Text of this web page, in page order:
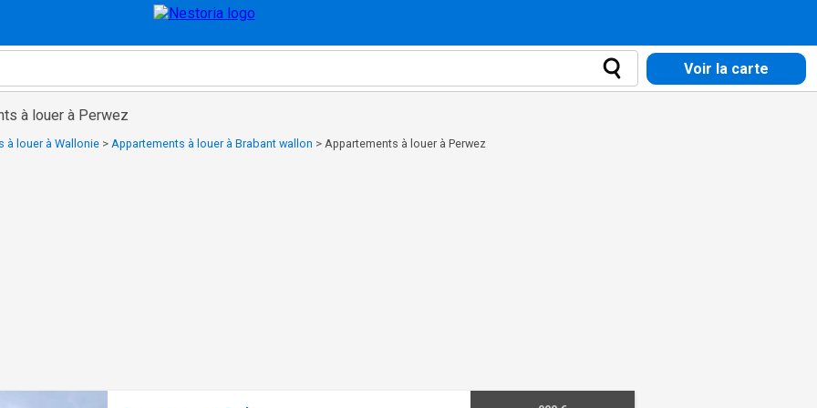
Voir la carte
à louer à Perwez
à louer à Wallonie > Appartements à louer à Brabant wallon > Appartements à louer à Perwez